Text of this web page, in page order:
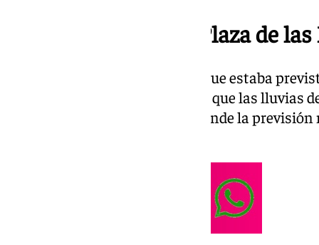
Inauguración de la `Plaza de
Un sencillo pero emotivo acto que estaba
mundial de la Mujer Rural, pero que las lluvias
que se pospusiera hasta hoy, donde la